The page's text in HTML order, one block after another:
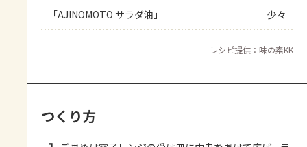
「AJINOMOTO サラダ油」 少々
レシピ提供：味の素KK
つくり方